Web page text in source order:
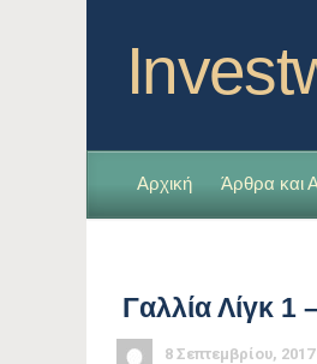
Αρχική Άρθρα και
Γαλλία Λίγκ 1
8 Σεπτεμβρίου,